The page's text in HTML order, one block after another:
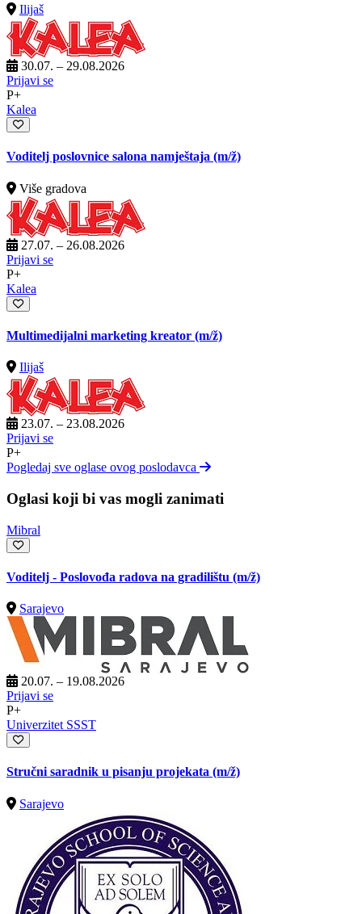
Ilijaš
30.07. – 29.08.2026
Prijavi se
P+
Kalea
Voditelj poslovnice salona namještaja (m/ž)
Više gradova
27.07. – 26.08.2026
Prijavi se
P+
Kalea
Multimedijalni marketing kreator (m/ž)
Ilijaš
23.07. – 23.08.2026
Prijavi se
P+
Pogledaj sve oglase ovog poslodavca
Oglasi koji bi vas mogli zanimati
Mibral
Voditelj - Poslovođa radova na gradilištu (m/ž)
Sarajevo
20.07. – 19.08.2026
Prijavi se
P+
Univerzitet SSST
Stručni saradnik u pisanju projekata (m/ž)
Sarajevo